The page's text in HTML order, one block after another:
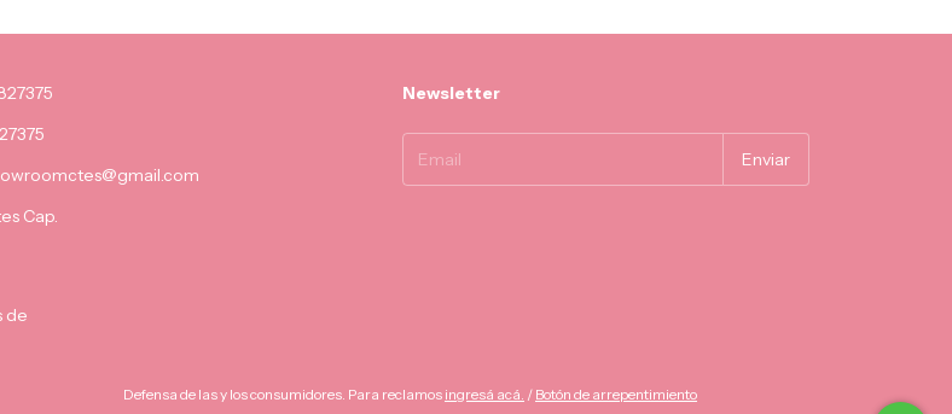
Cap.
Newsletter
de
Defensa de las y los consumidores. Para reclamos ingresá acá. / Botón de arrepentimiento